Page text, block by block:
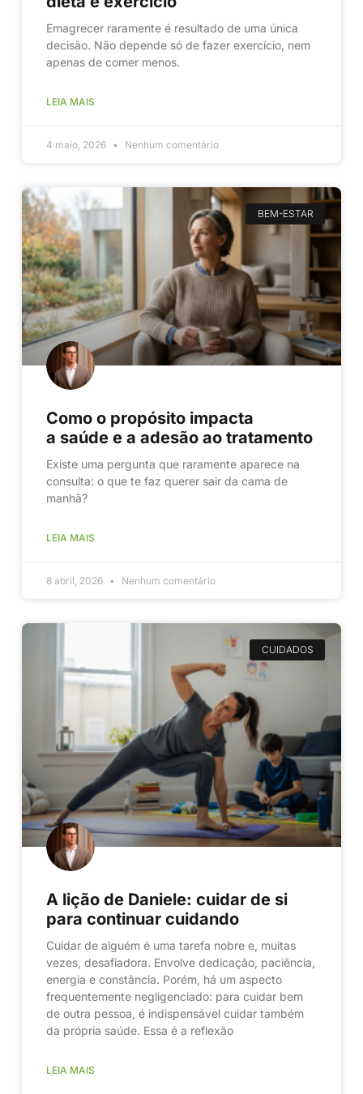
Emagrecer raramente é resultado de uma única
decisão. Não depende só de fazer exercício, nem
apenas de comer menos.
LEIA MAIS
4 maio, 2026 Nenhum comentário
BEM-ESTAR
Como o propósito impacta
a saúde e a adesão ao tratamento
Existe uma pergunta que raramente aparece na
consulta: o que te faz querer sair da cama de
manhã?
LEIA MAIS
8 abril, 2026 Nenhum comentário
CUIDADOS
A lição de Daniele: cuidar de si
para continuar cuidando
Cuidar de alguém é uma tarefa nobre e, muitas
vezes, desafiadora. Envolve dedicação, paciência,
energia e constância. Porém, há um aspecto
frequentemente negligenciado: para cuidar bem
de outra pessoa, é indispensável cuidar também
da própria saúde. Essa é a reflexão
LEIA MAIS